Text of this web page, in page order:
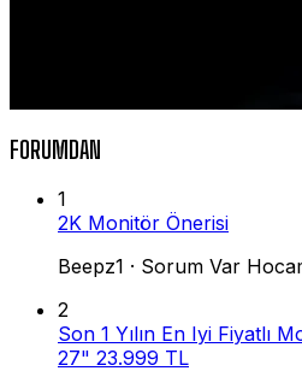
FORUMDAN
1
2K Monitör Önerisi
Beepz1 · Sorum Var
2
Son 1 Yılın En Iyi Fiyatlı
27" 23.999 TL